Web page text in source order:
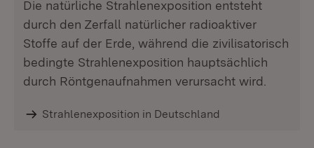
Die natürliche Strahlenexposition entsteht
durch den Zerfall natürlicher radioaktiver
Stoffe auf der Erde, während die zivilisatorisch
bedingte Strahlenexposition hauptsächlich
durch Röntgenaufnahmen verursacht wird.
Strahlenexposition in Deutschland